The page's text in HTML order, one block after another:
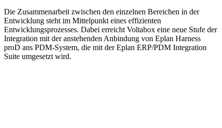
Die Zusammenarbeit zwischen den einzelnen Bereichen in der
Entwicklung steht im Mittelpunkt eines effizienten
Entwicklungsprozesses. Dabei erreicht Voltabox eine neue Stufe der
Integration mit der anstehenden Anbindung von Eplan Harness
proD ans PDM-System, die mit der Eplan ERP/PDM Integration
Suite umgesetzt wird.